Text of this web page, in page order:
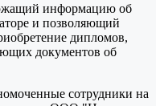
информацию об
и позволяющий
дипломов,
документов об
сотрудники на